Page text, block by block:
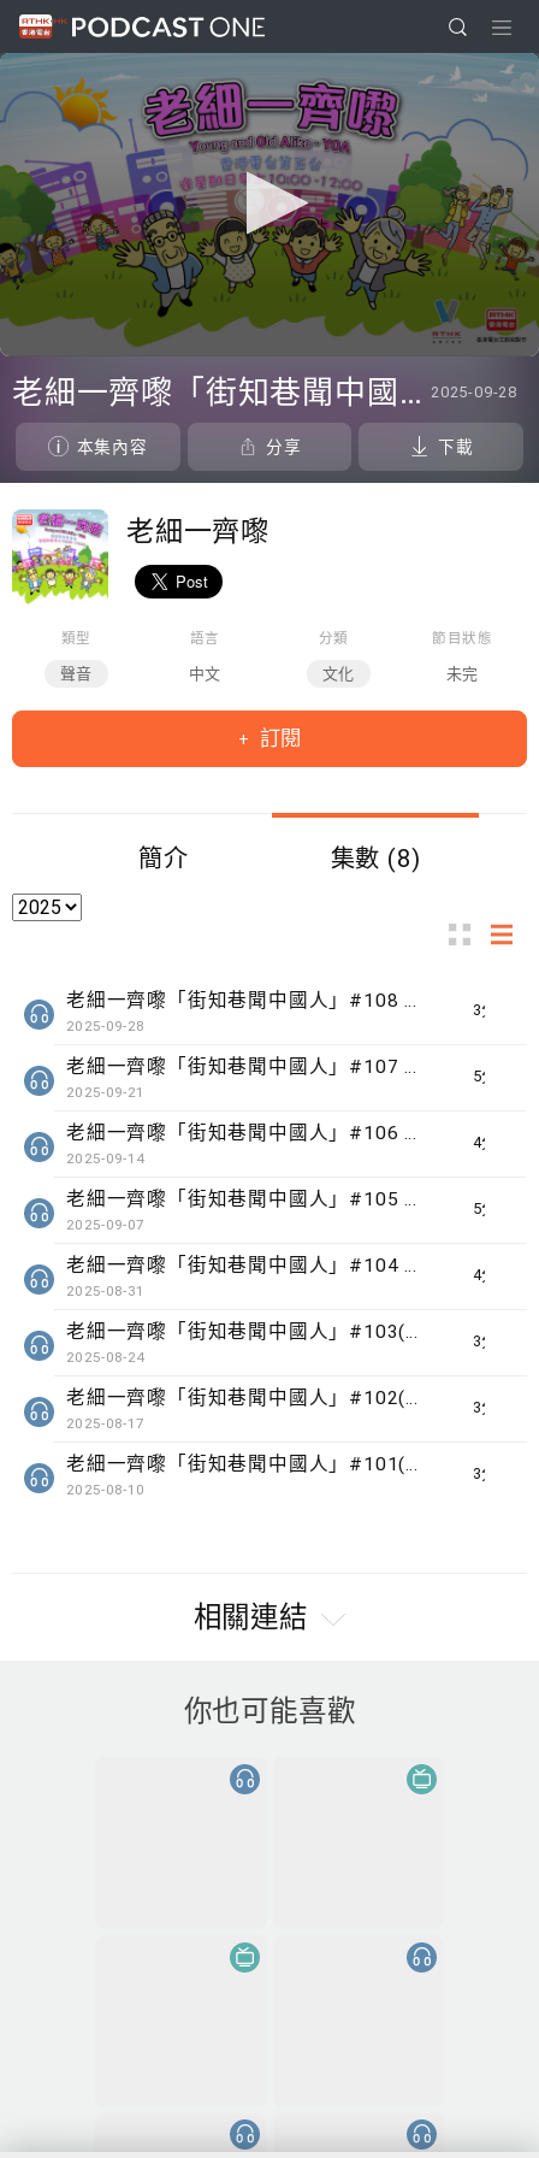
seconds
of
seconds
老細一齊嚟「街知巷聞中國人」#108 創科園路 2025-09-28
本集內容 分享 下載
老細一齊嚟
類型
聲音
語言
中文
分類
文化
節目狀態
未完
訂閱
簡介 集數 (8)
3分鐘
老細一齊嚟「街知巷聞中國人」#108 創科園路
2025-09-28
5分鐘
老細一齊嚟「街知巷聞中國人」#107 稔灣路
2025-09-21
4分鐘
老細一齊嚟「街知巷聞中國人」#106 誌烈徑
2025-09-14
5分鐘
老細一齊嚟「街知巷聞中國人」#105 蓮麻坑路
2025-09-07
4分鐘
老細一齊嚟「街知巷聞中國人」#104 東頭村道
2025-08-31
3分鐘
老細一齊嚟「街知巷聞中國人」#103(101) 北帝街
2025-08-24
3分鐘
老細一齊嚟「街知巷聞中國人」#102(99)舊山頂道
2025-08-17
3分鐘
老細一齊嚟「街知巷聞中國人」#101(96) 芳園路
2025-08-10
相關連結
你也可能喜歡